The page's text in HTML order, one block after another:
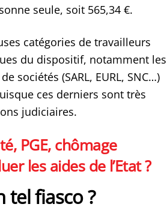
seule, soit 565,34 €.
catégories de travailleurs
du dispositif, notamment les
sociétés (SARL, EURL, SNC…)
ces derniers sont très
judiciaires.
PGE, chômage
les aides de l’Etat ?
fiasco ?